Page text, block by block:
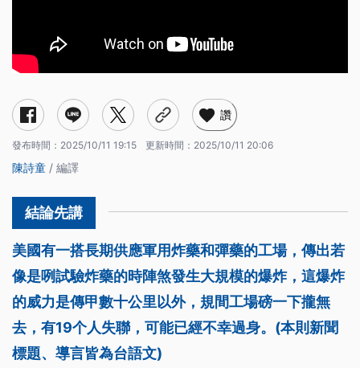
讚
發布時間： 2025/10/11 19:15 更新時間： 2025/10/11 20:06
陳詩童 / 編譯
美國有一搭長期供應軍用炸藥和彈藥的工場，傳出若
像是咧試驗炸藥的時陣煞發生大規模的爆炸，這爆炸
的威力是傳甲數十公里以外，規間工場磅一下攏無
去，有19个人失聯，可能已經不幸過身。(本則新聞
標題、導言皆為台語文)